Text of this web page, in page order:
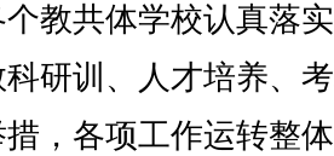
教共体学校认真落
研训、人才培养、
，各项工作运转整